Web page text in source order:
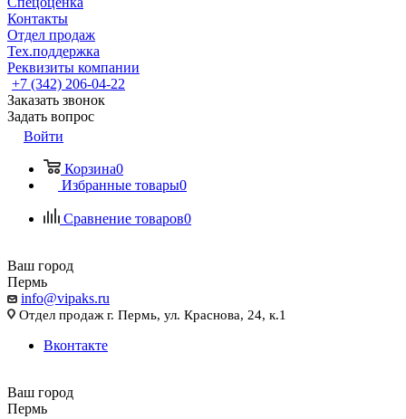
Контакты
Отдел продаж
Тех.поддержка
Реквизиты компании
+7 (342) 206-04-22
Заказать звонок
Задать вопрос
Войти
Корзина0
Избранные товары0
Сравнение товаров0
Ваш город
Пермь
info@vipaks.ru
Отдел продаж г. Пермь, ул. Краснова, 24, к.1
Вконтакте
Ваш город
Пермь